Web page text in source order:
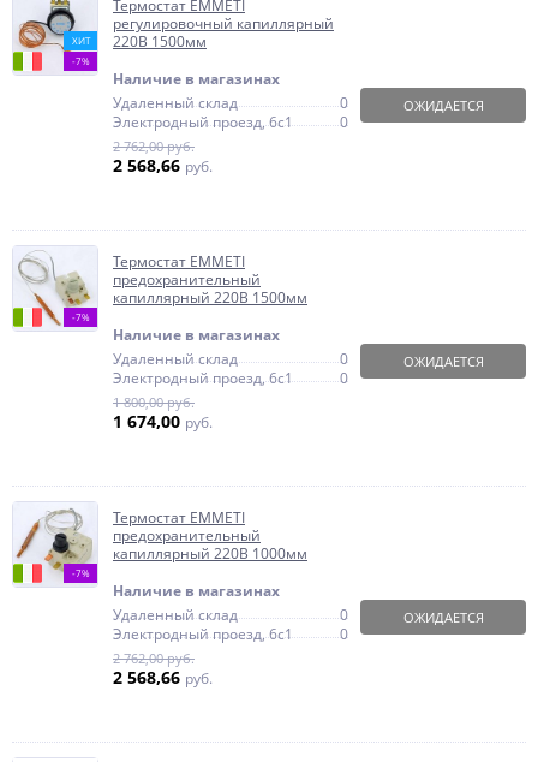
ХИТ
-7%
Термостат EMMETI
регулировочный капиллярный
220В 1500мм
Наличие в магазинах
Удаленный склад
0
Электродный проезд, 6с1
0
2 762,00 руб.
2 568,66 руб.
ОЖИДАЕТСЯ
-7%
Термостат EMMETI
предохранительный
капиллярный 220В 1500мм
Наличие в магазинах
Удаленный склад
0
Электродный проезд, 6с1
0
1 800,00 руб.
1 674,00 руб.
ОЖИДАЕТСЯ
-7%
Термостат EMMETI
предохранительный
капиллярный 220В 1000мм
Наличие в магазинах
Удаленный склад
0
Электродный проезд, 6с1
0
2 762,00 руб.
2 568,66 руб.
ОЖИДАЕТСЯ